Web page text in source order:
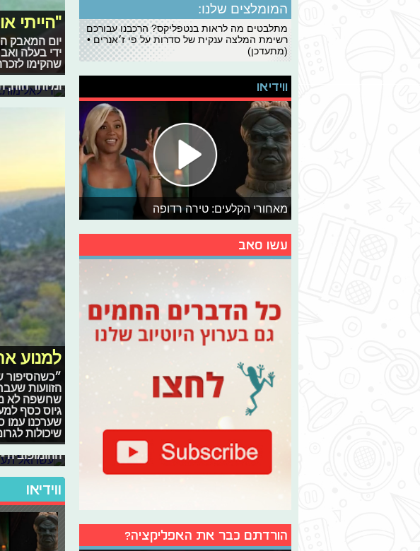
"הייתי
יום המאבק
ידי בעלה
שהקימו
די
נשים
היום (ה'), חל
ומיוחד הזה,
למנוע
״כשהסיפור
הזוועות
גיוס כסף
שערכנו עמו
שיכולות
עשו
לכבוד חודש
הקהילה -
בעזרת
ווידיאו
המומלצים שלנו:
מתלבטים מה לראות בנטפליקס? הרכבנו עבורכם
רשימת המלצה ענקית של סדרות על פי ז׳אנרים •
(מתעדכן)
ווידיאו
מאחורי הקלעים: טירה רדופה
עשו סאב
הורדתם כבר את האפליקציה?